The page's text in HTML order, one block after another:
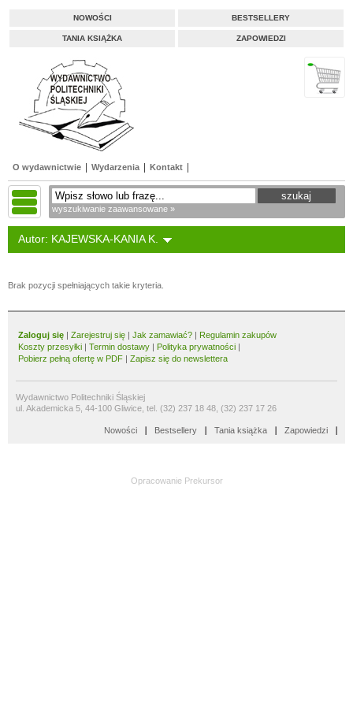
NOWOŚCI BESTSELLERY
TANIA KSIĄŻKA ZAPOWIEDZI
O wydawnictwie Wydarzenia Kontakt
wyszukiwanie zaawansowane »
Autor: KAJEWSKA-KANIA K.
Brak pozycji spełniających takie kryteria.
Zaloguj się | Zarejestruj się | Jak zamawiać? | Regulamin zakupów
Koszty przesyłki | Termin dostawy | Polityka prywatności |
Pobierz pełną ofertę w PDF | Zapisz się do newslettera
Wydawnictwo Politechniki Śląskiej
ul. Akademicka 5, 44-100 Gliwice, tel. (32) 237 18 48, (32) 237 17 26
Nowości Bestsellery Tania książka Zapowiedzi
Opracowanie Prekursor